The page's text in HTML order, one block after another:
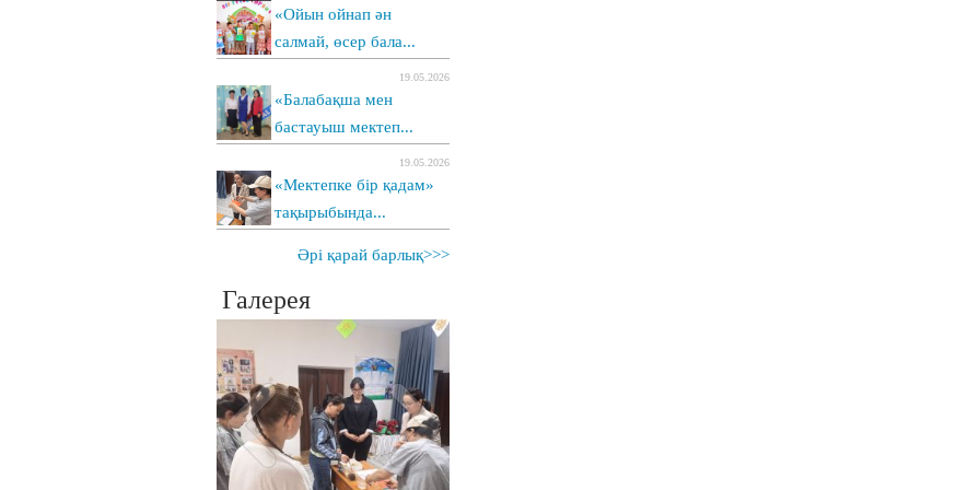
«Ойын ойнап ән
салмай, өсер бала...
19.05.2026
«Балабақша мен
бастауыш мектеп...
19.05.2026
«Мектепке бір қадам»
тақырыбында...
Әрі қарай барлық>>>
Галерея